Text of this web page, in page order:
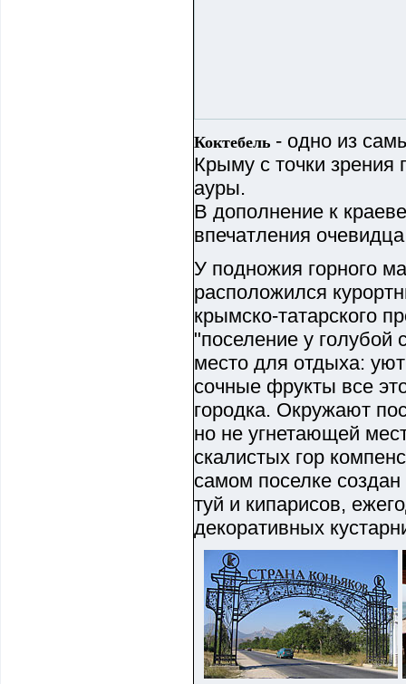
Коктебель - одно из
Крыму с точки зрения
ауры.
В дополнение к
впечатления
У подножия горного
расположился
крымско-татарского
"поселение у голубой
место для отдыха:
сочные фрукты все
городка. Окружают
но не угнетающей
скалистых гор
самом поселке
туй и кипарисов,
декоративных